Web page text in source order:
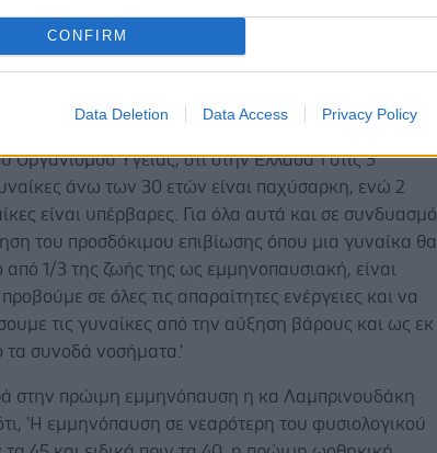
CONFIRM
Data Deletion Data Access Privacy Policy
νοσήματα, στα οποία συμπεριλαμβάνονται η
τα καρδιαγγειακά νοσήματα, ο διαβήτης, πολλές
Οργανισμού Υγείας, ότι στην Ελλάδα 1 στις 3
άνω των 30 ετών είναι παχύσαρκη, ενώ 2
είναι υπέρβαρες. Για όλα αυτά και σε συνδυασμό
του προσδόκιμου επιβίωσης όπου μια γυναίκα θα
από 1/3 της ζωής της ως εμμηνοπαυσιακή, είναι
σε όλες τις απαραίτητες ενέργειες και να
τις γυναίκες από την αύξηση βάρους και ως εκ
τα συνοδά νοσήματα.'
στην πρώιμη εμμηνόπαυση η κα Λαμπρινουδάκη
'Η εμμηνόπαυση σε νεαρότερη του φυσιολογικού